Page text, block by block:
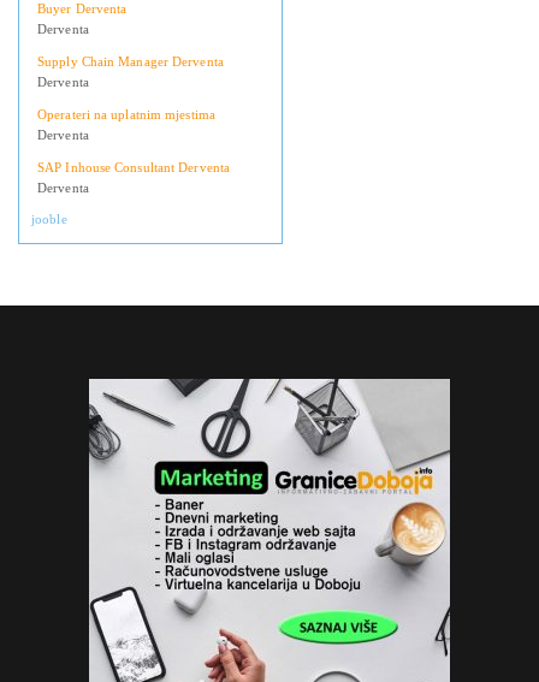
Buyer Derventa
Derventa
Supply Chain Manager Derventa
Derventa
Operateri na uplatnim mjestima
Derventa
SAP Inhouse Consultant Derventa
Derventa
jooble